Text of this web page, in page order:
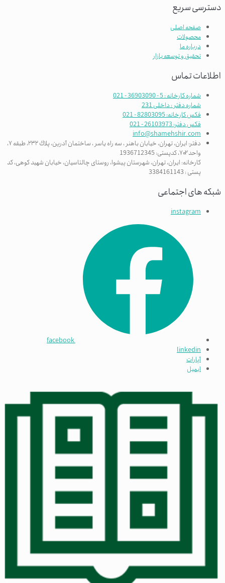
دسترسی سریع
صفحه اصلی
محصولات
درباره ما
تحقیق و توسعه بازار
اطلاعات تماس
شماره کارخانه : 5 - 36903090 - 021
شماره دفتر : داخلی 231
فکس کارخانه: 82803095 - 021
فکس دفتر: 26103973 - 021
info@shamehshir.com
دفتر: ایران، تهران، خیابان باهنر ، سه راه ياسر ، ساختمان آدرین، پلاك ٢٣٢، طبقه ٧،
واحد ۷۰۲، کدپستی: 1936712345
کارخانه: ایران، تهران، شهرستان پیشوا، روستای چالتاسیان، خیابان شهید کوهی، کد
پستی : 3384161143
شبکه های اجتماعی
instagram
facebook
linkedin
آپارات
ایمیل